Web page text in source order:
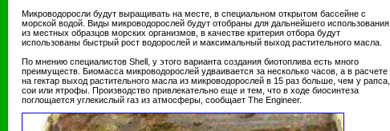
Микроводоросли будут выращивать на месте, в специальном открытом бассейне с
морской водой. Виды микроводорослей будут отобраны для дальнейшего использования
из местных образцов морских организмов, в качестве критерия отбора будут
использованы быстрый рост водорослей и максимальный выход растительного масла.
По мнению специалистов Shell, у этого варианта создания биотоплива есть много
преимуществ. Биомасса микроводорослей удваивается за несколько часов, а в расчете
на гектар выход растительного масла из микроводорослей в 15 раз больше, чем у рапса,
сои или ятрофы. Производство привлекательно еще и тем, что в ходе биосинтеза
поглощается углекислый газ из атмосферы, сообщает The Engineer.